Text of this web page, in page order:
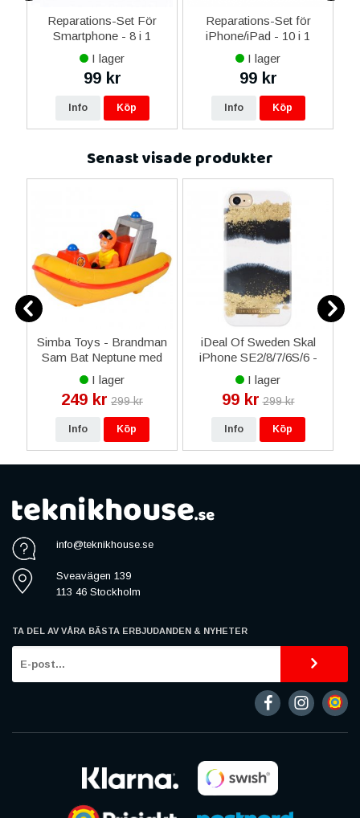
Reparations-Set För
Smartphone - 8 i 1
I lager
99 kr
Info Köp
Reparations-Set för
iPhone/iPad - 10 i 1
I lager
99 kr
Info Köp
Senast visade produkter
Simba Toys - Brandman
Sam Bat Neptune med
Elvis - Figur
I lager
249 kr 299 kr
Info Köp
iDeal Of Sweden Skal
iPhone SE2/8/7/6S/6 -
Gleaming Licorice
I lager
99 kr 299 kr
Info Köp
info@teknikhouse.se
Sveavägen 139
113 46 Stockholm
TA DEL AV VÅRA BÄSTA ERBJUDANDEN & NYHETER